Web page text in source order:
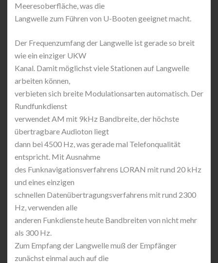
Meeresoberfläche, was die
Langwelle zum Führen von U-Booten geeignet macht.
Der Frequenzumfang der Langwelle ist gerade so breit
wie ein einziger UKW
Kanal. Damit möglichst viele Stationen auf Langwelle
arbeiten können,
verbieten sich breite Modulationsarten automatisch. Der
Rundfunkdienst
verwendet AM mit 9kHz Bandbreite, der höchste
übertragbare Audioton liegt
dann bei 4500 Hz, was gerade mal Telefonqualität
entspricht. Mit Ausnahme
des Funknavigationsverfahrens LORAN mit rund 20 kHz
und eines einzigen
schnellen Datenübertragungsverfahrens mit rund 2300
Hz, verwenden alle
anderen Funkdienste heute Bandbreiten von nicht mehr
als 300 Hz.
Zum Empfang der Langwelle muß der Empfänger
zunächst einmal auch auf die